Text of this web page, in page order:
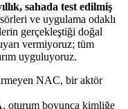
sahada test edilmiş
ve uygulama odaklı
gerçekleştiği doğal
vermiyoruz; tüm
uyguluyoruz.
NAC, bir aktör
oturum boyunca kimliğe